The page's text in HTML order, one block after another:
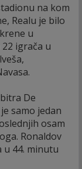
na kom
Realu je bilo
u
igrača u
De
samo jedan
osam
Ronaldov
u 44. minutu